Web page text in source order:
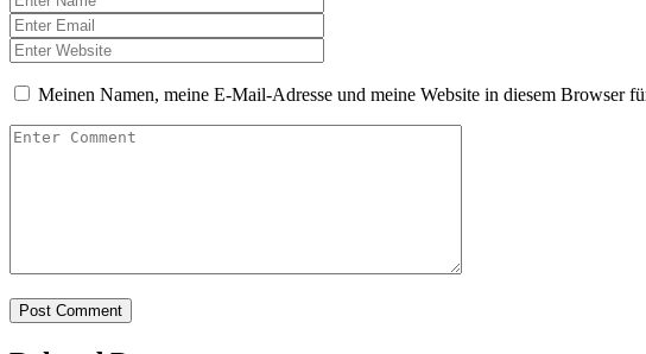
Meinen Namen, meine E-Mail-Adresse und meine Website in diesem Browser